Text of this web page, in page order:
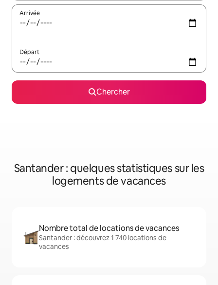
Arrivée
Départ
Chercher
Santander : quelques statistiques sur les
logements de vacances
Nombre total de locations de vacances
Santander : découvrez 1 740 locations de
vacances